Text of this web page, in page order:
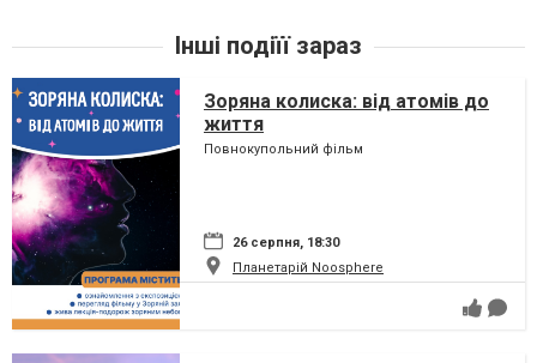
Інші подіїї зараз
Зоряна колиска: від атомів до
життя
Повнокупольний фільм
26 серпня, 18:30
Планетарій Noosphere